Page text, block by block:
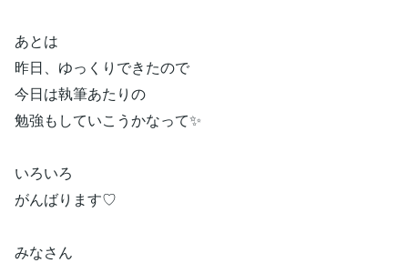
あとは
昨日、ゆっくりできたので
今日は執筆あたりの
勉強もしていこうかなって✨
いろいろ
がんばります♡
みなさん